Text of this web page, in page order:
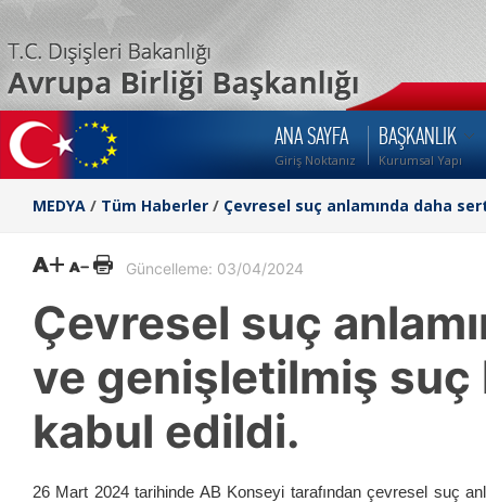
ANA SAYFA
Giriş Noktanız
BAŞKANLIK
Kurumsal Yapı
MEDYA / Tüm Haberler / Çevresel suç anlamında daha
Güncelleme: 03/04/2024
Çevresel suç
ve genişletilmiş
kabul edildi.
26 Mart 2024 tarihinde AB Konseyi tarafından çevresel suç